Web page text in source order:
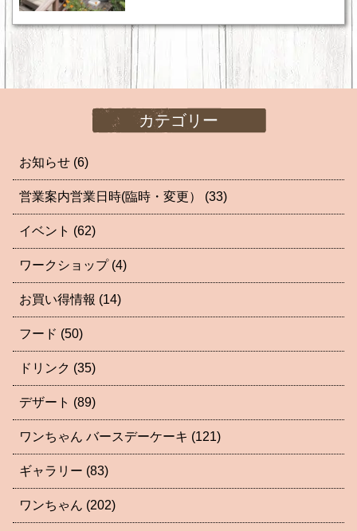
カテゴリー
お知らせ (6)
営業案内営業日時(臨時・変更） (33)
イベント (62)
ワークショップ (4)
お買い得情報 (14)
フード (50)
ドリンク (35)
デザート (89)
ワンちゃん バースデーケーキ (121)
ギャラリー (83)
ワンちゃん (202)